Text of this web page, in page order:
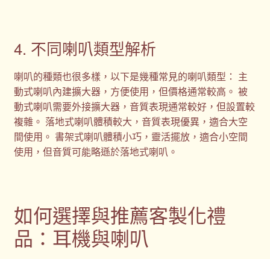
4. 不同喇叭類型解析
喇叭的種類也很多樣，以下是幾種常見的喇叭類型： 主
動式喇叭內建擴大器，方便使用，但價格通常較高。 被
動式喇叭需要外接擴大器，音質表現通常較好，但設置較
複雜。 落地式喇叭體積較大，音質表現優異，適合大空
間使用。 書架式喇叭體積小巧，靈活擺放，適合小空間
使用，但音質可能略遜於落地式喇叭。
如何選擇與推薦客製化禮
品：耳機與喇叭